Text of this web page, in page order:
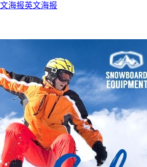
海报英文海报